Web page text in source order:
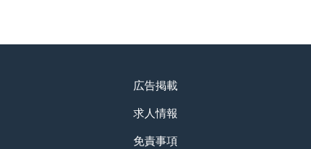
広告掲載
求人情報
免責事項